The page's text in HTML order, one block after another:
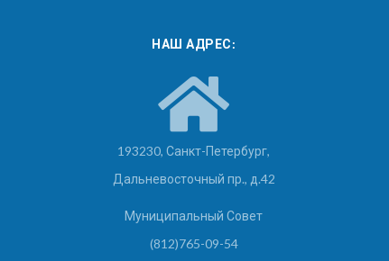
НАШ АДРЕС:
193230, Санкт-Петербург,
Дальневосточный пр., д.42
Муниципальный Совет
(812)765-09-54